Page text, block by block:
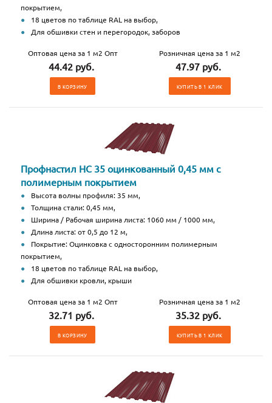
покрытием,
18 цветов по таблице RAL на выбор,
Для обшивки стен и перегородок, заборов
Оптовая цена за 1 м2 Опт
44.42 руб.
В КОРЗИНУ
Розничная цена за 1 м2
47.97 руб.
КУПИТЬ В 1 КЛИК
Профнастил НС 35 оцинкованный 0,45 мм с
полимерным покрытием
Высота волны профиля: 35 мм,
Толщина стали: 0,45 мм,
Ширина / Рабочая ширина листа: 1060 мм / 1000 мм,
Длина листа: от 0,5 до 12 м,
Покрытие: Оцинковка с односторонним полимерным
покрытием,
18 цветов по таблице RAL на выбор,
Для обшивки кровли, крыши
Оптовая цена за 1 м2 Опт
32.71 руб.
В КОРЗИНУ
Розничная цена за 1 м2
35.32 руб.
КУПИТЬ В 1 КЛИК